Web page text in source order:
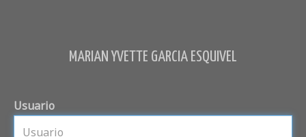
MARIAN YVETTE GARCIA ESQUIVEL
Usuario